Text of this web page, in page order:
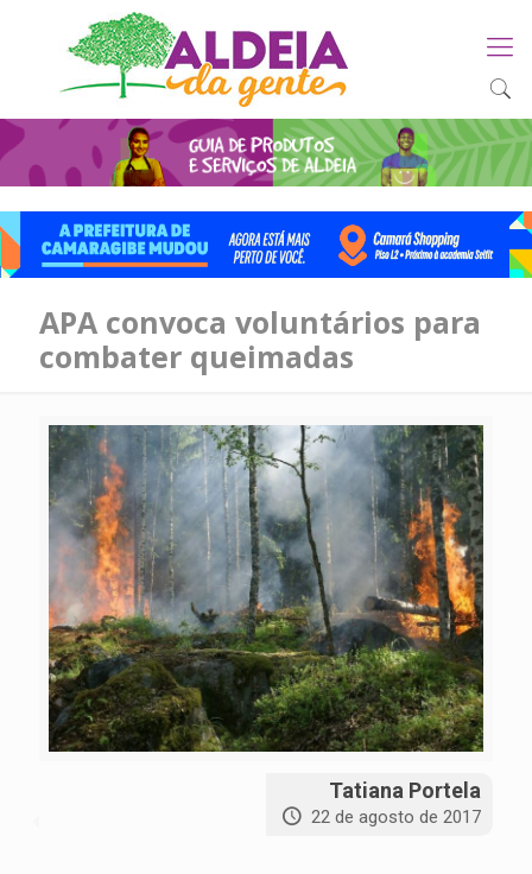
APA convoca voluntários para
combater queimadas
Tatiana Portela
22 de agosto de 2017